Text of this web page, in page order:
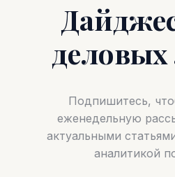
Подпишитесь,
еженедельную
актуальными
аналитикой